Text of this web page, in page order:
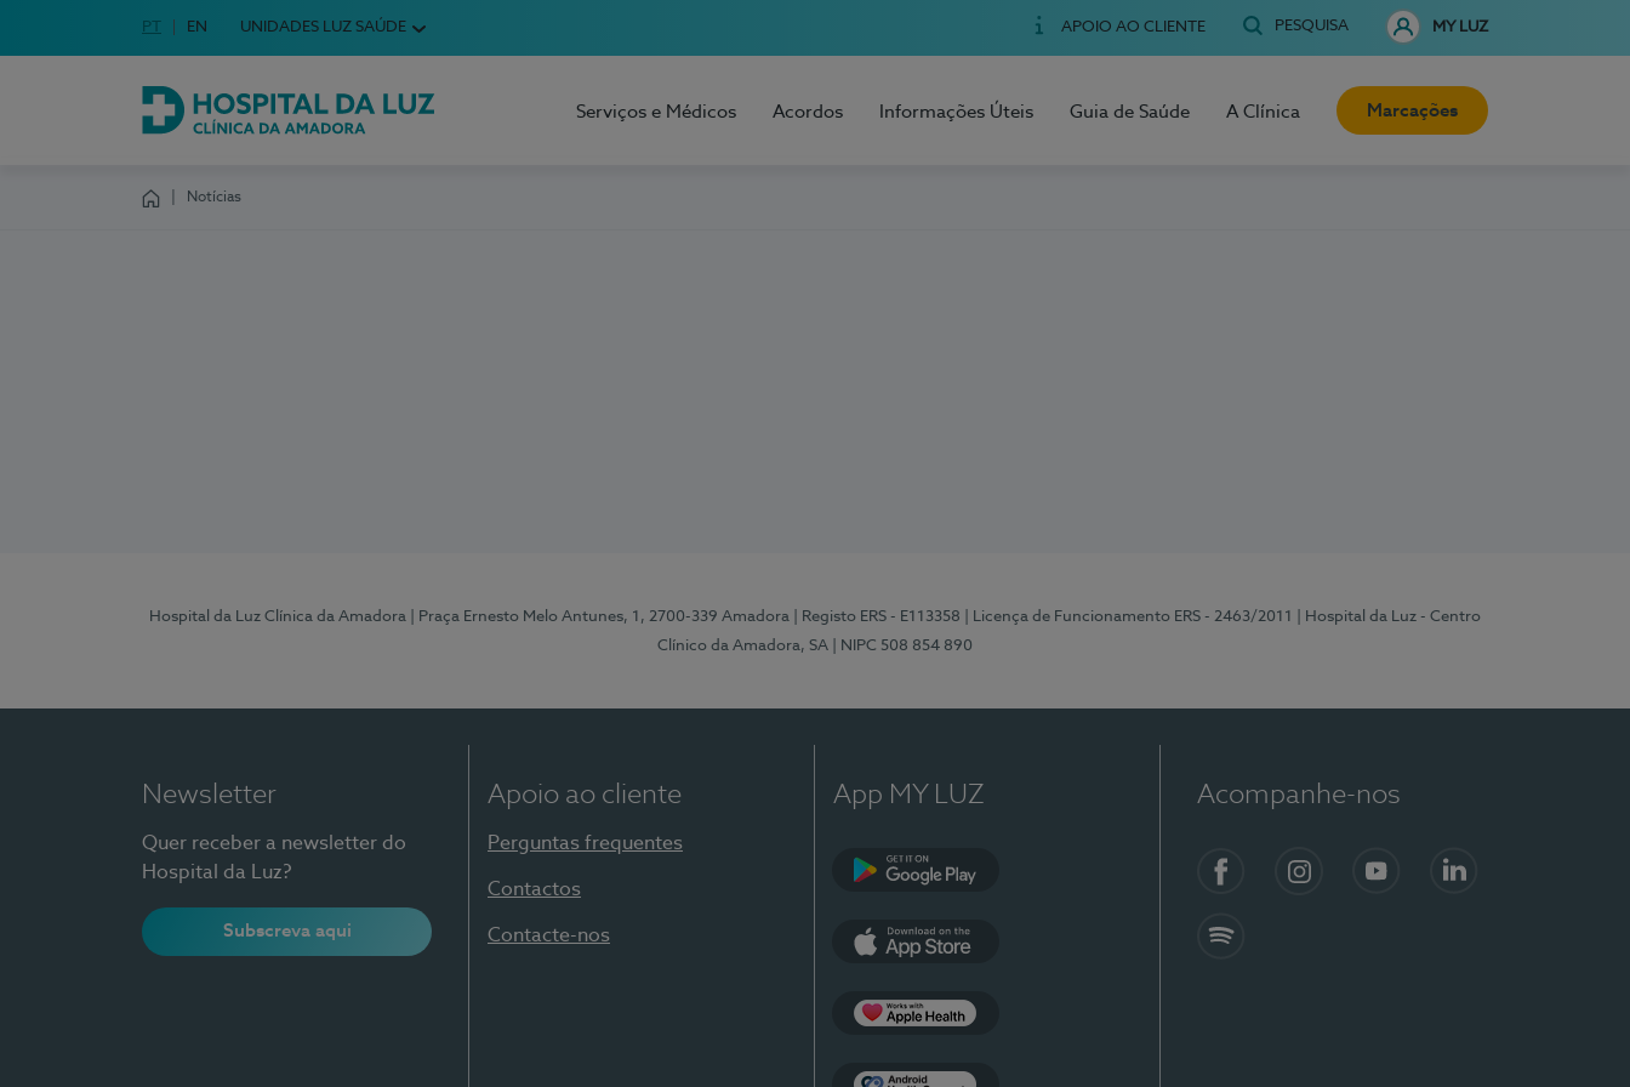
Escolha o seu idioma
Idioma em Português
PT English Language
EN UNIDADES LUZ SAÚDE APOIO AO CLIENTE PESQUISA MY LUZ
Hospital da Luz Clínica da Amadora
Serviços e Médicos Acordos Informações Úteis Guia de Saúde A Clínica Marcações
Notícias
Hospital da Luz Clínica da Amadora | Praça Ernesto Melo Antunes, 1, 2700-339 Amadora | Registo ERS - E113358 | Licença de Funcionamento ERS - 2463/2011
| Hospital da Luz - Centro
Clínico da Amadora, SA
| NIPC 508 854 890
Newsletter
Quer receber a newsletter do
Hospital da Luz?
Subscreva aqui
Apoio ao cliente
Perguntas frequentes
Contactos
Contacte-nos
App MY LUZ Acompanhe-nos